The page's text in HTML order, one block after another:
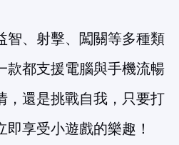
智、射擊、闖關等多種類
款都支援電腦與手機流暢
，還是挑戰自我，只要打
享受小遊戲的樂趣！